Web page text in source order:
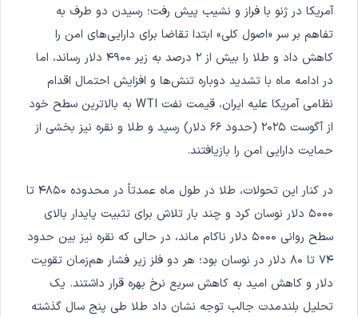
آمریکا در ژنو با فراز و نشیب پیش رفت؛ رسیدن دو طرف به
تفاهم بر سر «اصول کلی» ابتدا تقاضا برای دارایی‌های امن را
کاهش داد و طلا را بیش از ۲ درصد به زیر ۴۹۰۰ دلار رساند، اما
در ادامه ماه با تشدید دوباره تنش‌ها و افزایش احتمال اقدام
نظامی آمریکا علیه ایران، قیمت نفت WTI به بالاترین سطح خود
از آگوست ۲۰۲۵ (حدود ۶۶ دلار) رسید و طلا و نقره نیز بخشی از
حمایت دارایی امن را بازیافتند.
در کنار این تحولات، طلا در طول ماه عمدتاً در محدوده ۴۸۵۰ تا
۵۰۰۰ دلار نوسان کرد و چند بار تلاش برای تثبیت پایدار بالای
سطح روانی ۵۰۰۰ دلار ناکام ماند، در حالی که نقره نیز بین حدود
۷۴ تا ۸۰ دلار در نوسان بود؛ هر دو فلز زیر فشار هم‌زمان تقویت
دلار و کاهش امید به کاهش سریع نرخ بهره قرار داشتند. یک
تحلیل بلندمدت جالب توجه نشان داد طلا طی پنج سال گذشته